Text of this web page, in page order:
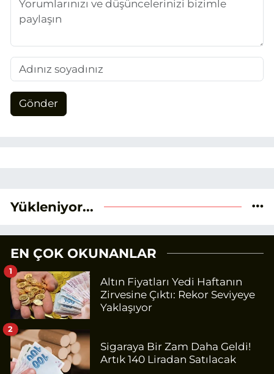
Gönder
Yükleniyor...
EN ÇOK OKUNANLAR
Altın Fiyatları Yedi Haftanın
Zirvesine Çıktı: Rekor Seviyeye
Yaklaşıyor
1
Sigaraya Bir Zam Daha Geldi!
Artık 140 Liradan Satılacak
2